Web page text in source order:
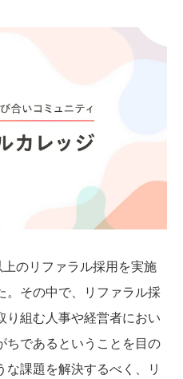
のリファラル採用を実施
。その中で、リファラル採
り組む人事や経営者におい
ちであるということを目の
課題を解決するべく、リ